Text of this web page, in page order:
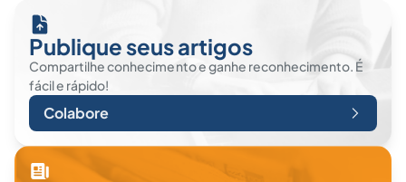
Publique seus artigos
Compartilhe conhecimento e ganhe reconhecimento. É
fácil e rápido!
Colabore